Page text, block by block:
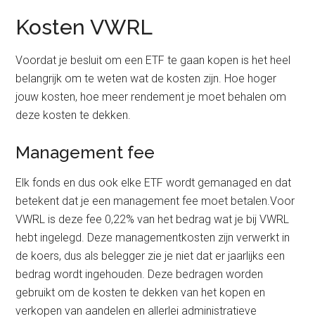
Kosten VWRL
Voordat je besluit om een ETF te gaan kopen is het heel
belangrijk om te weten wat de kosten zijn. Hoe hoger
jouw kosten, hoe meer rendement je moet behalen om
deze kosten te dekken.
Management fee
Elk fonds en dus ook elke ETF wordt gemanaged en dat
betekent dat je een management fee moet betalen.Voor
VWRL is deze fee 0,22% van het bedrag wat je bij VWRL
hebt ingelegd. Deze managementkosten zijn verwerkt in
de koers, dus als belegger zie je niet dat er jaarlijks een
bedrag wordt ingehouden. Deze bedragen worden
gebruikt om de kosten te dekken van het kopen en
verkopen van aandelen en allerlei administratieve